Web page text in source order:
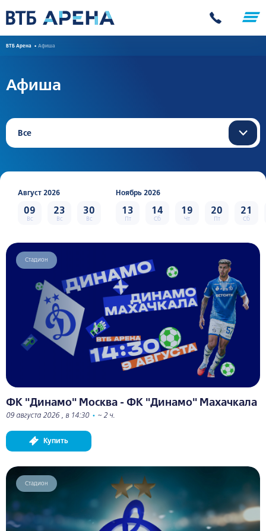
ВТБ Арена Афиша
Афиша
Все
Август 2026
09
Вс
23
Вс
30
Вс
Ноябрь 2026
13
Пт
14
Сб
19
Чт
20
Пт
21
Сб
Стадион
ФК "Динамо" Москва - ФК "Динамо" Махачкала
09 августа 2026 , в 14:30 • ~ 2 ч.
Купить
Стадион